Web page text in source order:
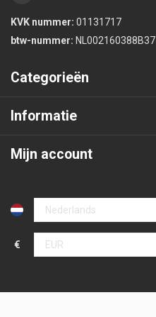
KVK nummer: 01131717
btw-nummer: NL002160388B37
Categorieën
Informatie
Mijn account
€